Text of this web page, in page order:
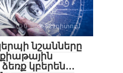
0 829դիտում
նշանները
կբերեն․․․